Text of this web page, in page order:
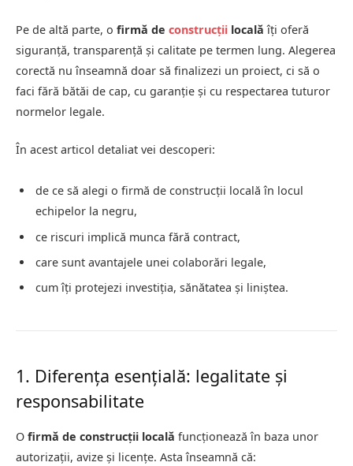
Pe de altă parte, o firmă de construcții locală îți oferă
siguranță, transparență și calitate pe termen lung. Alegerea
corectă nu înseamnă doar să finalizezi un proiect, ci să o
faci fără bătăi de cap, cu garanție și cu respectarea tuturor
normelor legale.
În acest articol detaliat vei descoperi:
de ce să alegi o firmă de construcții locală în locul
echipelor la negru,
ce riscuri implică munca fără contract,
care sunt avantajele unei colaborări legale,
cum îți protejezi investiția, sănătatea și liniștea.
1. Diferența esențială: legalitate și
responsabilitate
O firmă de construcții locală funcționează în baza unor
autorizații, avize și licențe. Asta înseamnă că: